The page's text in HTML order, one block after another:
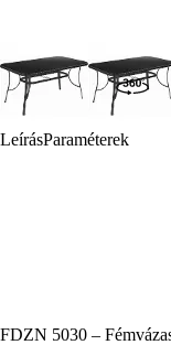
LeírásParaméterek
FDZN 5030 –